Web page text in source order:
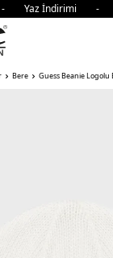
Yaz
Bere Guess Beanie Logolu